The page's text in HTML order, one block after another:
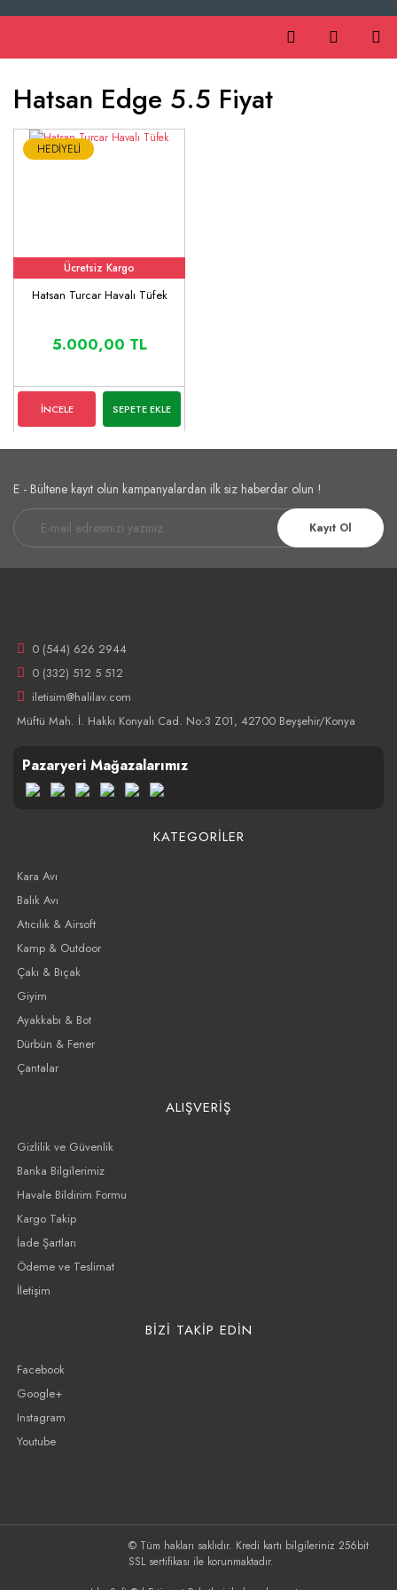
Hatsan Edge 5.5 Fiyat
HEDİYELİ
Ücretsiz Kargo
Hatsan Turcar Havalı Tüfek
5.000,00 TL
İNCELE SEPETE EKLE
E - Bültene kayıt olun kampanyalardan ilk siz haberdar olun !
Kayıt Ol
0 (544) 626 2944
0 (332) 512 5 512
iletisim@halilav.com
Müftü Mah. İ. Hakkı Konyalı Cad. No:3 Z01, 42700 Beyşehir/Konya
Pazaryeri Mağazalarımız
KATEGORİLER
Kara Avı
Balık Avı
Atıcılık & Airsoft
Kamp & Outdoor
Çakı & Bıçak
Giyim
Ayakkabı & Bot
Dürbün & Fener
Çantalar
ALIŞVERİŞ
Gizlilik ve Güvenlik
Banka Bilgilerimiz
Havale Bildirim Formu
Kargo Takip
İade Şartları
Ödeme ve Teslimat
İletişim
BİZİ TAKİP EDİN
Facebook
Google+
Instagram
Youtube
© Tüm hakları saklıdır. Kredi kartı bilgileriniz 256bit
SSL sertifikası ile korunmaktadır.